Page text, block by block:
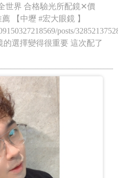
世界 合格驗光所配鏡✕價
【中壢 #宏大眼鏡 】
posts/
選擇變得很重要 這次配了